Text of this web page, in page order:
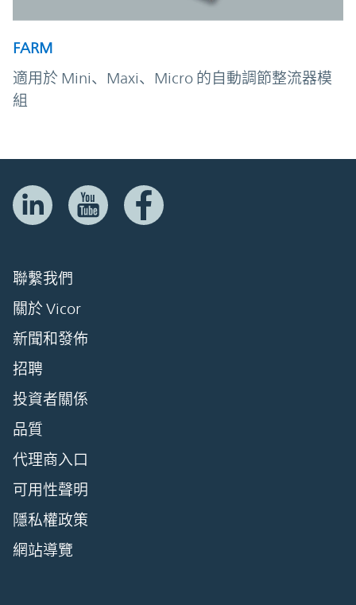
FARM
適用於 Mini、Maxi、Micro 的自動調節整流器模
組
聯繫我們
關於 Vicor
新聞和發佈
招聘
投資者關係
品質
代理商入口
可用性聲明
隱私權政策
網站導覽